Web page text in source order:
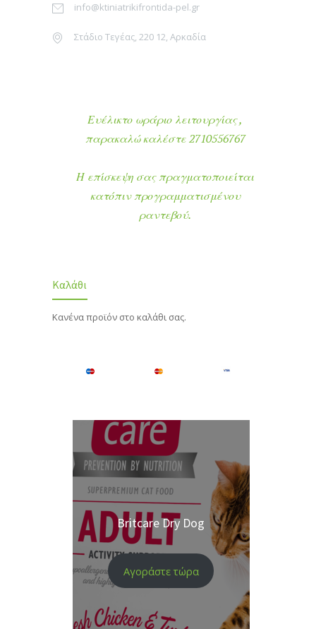
info@ktiniatrikifrontida-pel.gr
Στάδιο Τεγέας, 220 12, Αρκαδία
Ευέλικτο ωράριο λειτουργίας ,
παρακαλώ καλέστε 2710556767
Η επίσκεψη σας πραγματοποιείται
κατόπιν προγραμματισμένου
ραντεβού.
Καλάθι
Κανένα προϊόν στο καλάθι σας.
Britcare Dry Dog
Αγοράστε τώρα